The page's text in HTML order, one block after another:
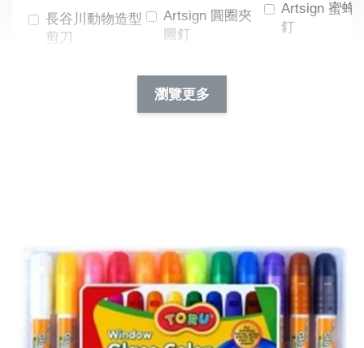
長谷川動物造型
剪刀
Artsign 圓圈夾
圖釘
NT$ 19.00
NT$ 66.00
Artsign 蜜蜂
釘
瀏覽更多